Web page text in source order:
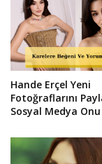
Hande Erçel Yeni
Fotoğraflarını
Sosyal Medya